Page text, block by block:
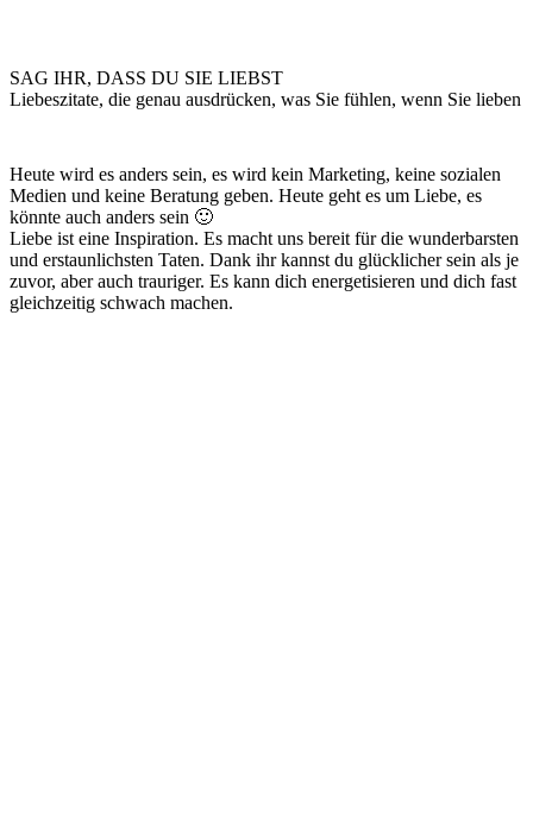
SAG IHR, DASS DU SIE LIEBST
Liebeszitate, die genau ausdrücken, was Sie fühlen, wenn Sie lieben
Heute wird es anders sein, es wird kein Marketing, keine sozialen
Medien und keine Beratung geben. Heute geht es um Liebe, es
könnte auch anders sein 🙂
Liebe ist eine Inspiration. Es macht uns bereit für die wunderbarsten
und erstaunlichsten Taten. Dank ihr kannst du glücklicher sein als je
zuvor, aber auch trauriger. Es kann dich energetisieren und dich fast
gleichzeitig schwach machen.